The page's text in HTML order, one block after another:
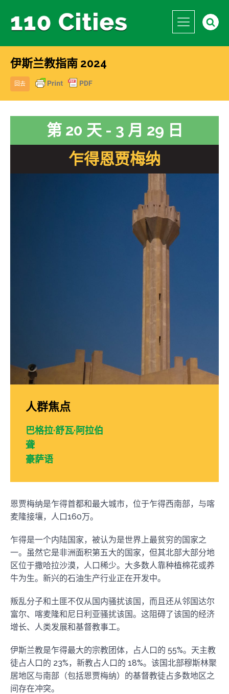
伊斯兰教指南 2024
回去
第 20 天 - 3 月 29 日
乍得恩贾梅纳
人群焦点
巴格拉·舒瓦·阿拉伯
聋
豪萨语
恩贾梅纳是乍得首都和最大城市，位于乍得西南部，与喀
麦隆接壤，人口160万。
乍得是一个内陆国家，被认为是世界上最贫穷的国家之
一。虽然它是非洲面积第五大的国家，但其北部大部分地
区位于撒哈拉沙漠，人口稀少。大多数人靠种植棉花或养
牛为生。新兴的石油生产行业正在开发中。
叛乱分子和土匪不仅从国内骚扰该国，而且还从邻国达尔
富尔、喀麦隆和尼日利亚骚扰该国。这阻碍了该国的经济
增长、人类发展和基督教事工。
伊斯兰教是乍得最大的宗教团体，占人口的 55%。天主教
徒占人口的 23%，新教占人口的 18%。该国北部穆斯林聚
居地区与南部（包括恩贾梅纳）的基督教徒占多数地区之
间存在冲突。